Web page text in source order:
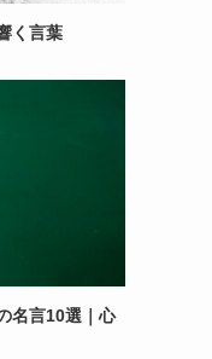
く言葉
名言10選｜心